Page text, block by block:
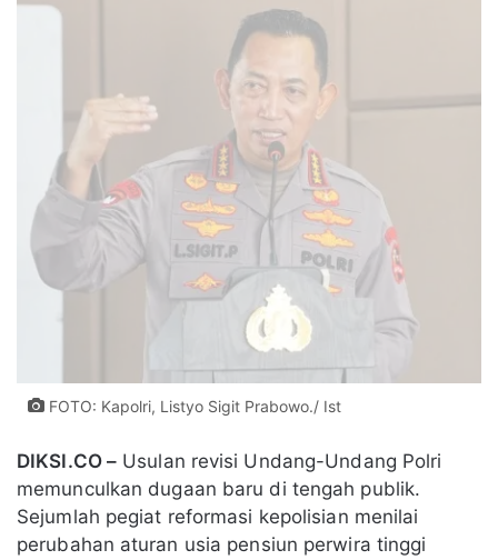
FOTO: Kapolri, Listyo Sigit Prabowo./ Ist
DIKSI.CO – Usulan revisi Undang-Undang Polri
memunculkan dugaan baru di tengah publik.
Sejumlah pegiat reformasi kepolisian menilai
perubahan aturan usia pensiun perwira tinggi